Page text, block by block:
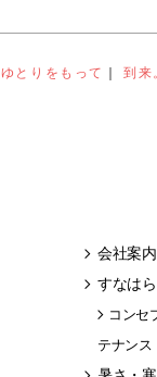
ゆとりをもって ｜到来
会社案内
すなは
コンセ
テナンス